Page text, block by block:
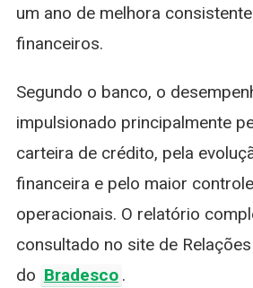
um ano de melhora
financeiros.
Segundo o banco, o
impulsionado principalmente
carteira de crédito, pela
financeira e pelo maior
operacionais. O relatório
consultado no site de
do Bradesco .